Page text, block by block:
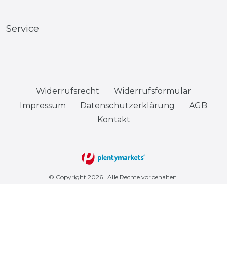
Service
Widerrufs­recht
Widerrufs­formular
Impressum
Daten­schutz­erklärung
AGB
Kontakt
© Copyright 2026 | Alle Rechte vorbehalten.